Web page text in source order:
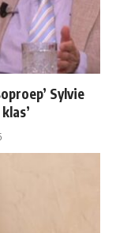
Sylvie